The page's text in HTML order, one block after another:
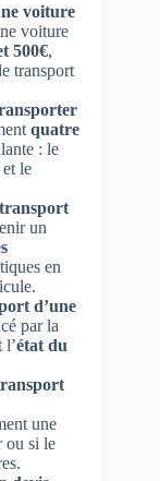
voiture
voiture
500€,
transport
quatre
: le
le
un
en
d’une
par la
l’état du
une
ou si le